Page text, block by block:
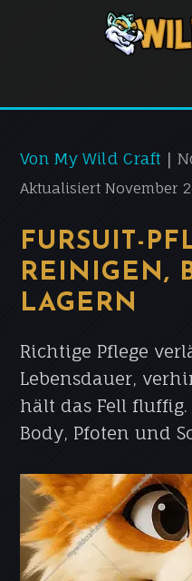
Von My Wild Craft
Aktualisiert November
FURSUIT-
REINIGEN,
LAGERN
Richtige Pflege
Lebensdauer,
hält das Fell
Body, Pfoten und